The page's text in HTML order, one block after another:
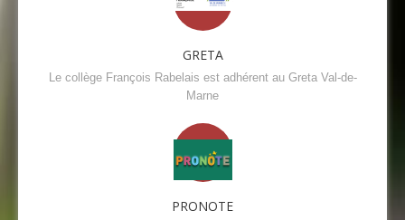
GRETA
Le collège François Rabelais est adhérent au Greta Val-de-
Marne
PRONOTE